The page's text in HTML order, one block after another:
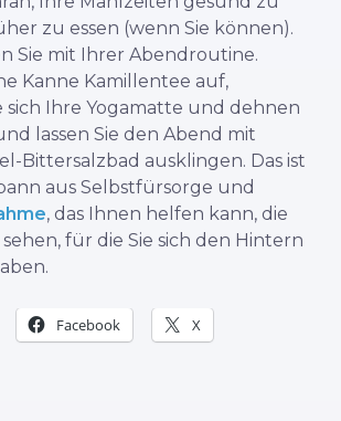
zu essen (wenn Sie können).
Sie mit Ihrer Abendroutine.
Kanne Kamillentee auf,
sich Ihre Yogamatte und dehnen
lassen Sie den Abend mit
Bittersalzbad ausklingen. Das ist
aus Selbstfürsorge und
, das Ihnen helfen kann, die
für die Sie sich den Hintern
Facebook X